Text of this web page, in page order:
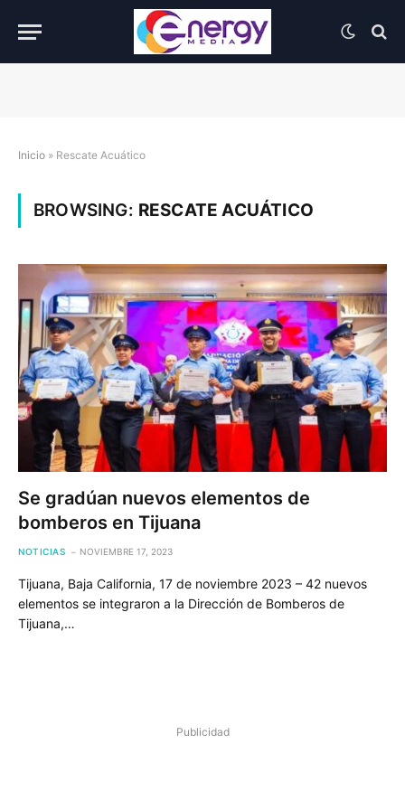
Inicio » Rescate Acuático
BROWSING: RESCATE ACUÁTICO
Se gradúan nuevos elementos de
bomberos en Tijuana
NOTICIAS NOVIEMBRE 17, 2023
Tijuana, Baja California, 17 de noviembre 2023 – 42 nuevos
elementos se integraron a la Dirección de Bomberos de
Tijuana,…
Publicidad